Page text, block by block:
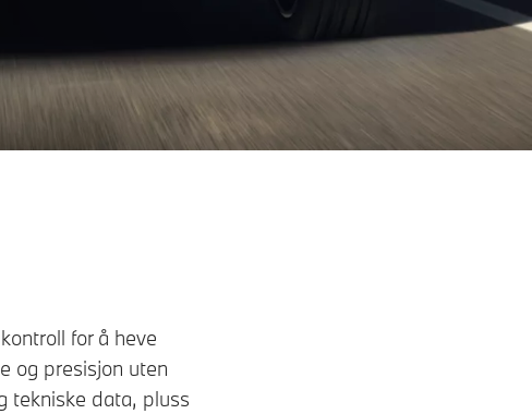
for å heve
og presisjon uten
tekniske data, pluss